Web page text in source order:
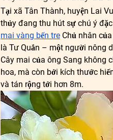
Tại xã Tân Thành, huyện Lai
thủy đang thu hút sự chú ý
mai vàng bến tre Chủ nhân
là Tư Quắn – một người nông
Cây mai của ông Sang không
hoa, mà còn bởi kích thước
và tán rộng tới hơn 8m.